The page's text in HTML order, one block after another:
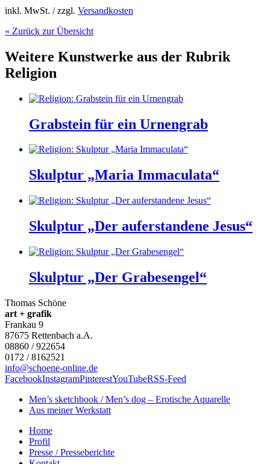
inkl. MwSt. / zzgl. Versandkosten
« Zurück zur Übersicht
Weitere Kunstwerke aus der Rubrik
Religion
Grabstein für ein Urnengrab
Skulptur „Maria Immaculata“
Skulptur „Der auferstandene Jesus“
Skulptur „Der Grabesengel“
Thomas Schöne
art + grafik
Frankau 9
87675 Rettenbach a.A.
08860 / 922654
0172 / 8162521
info@schoene-online.de
FacebookInstagramPinterestYouTubeRSS-Feed
Men’s sketchbook / Men’s dog – Erotische Aquarelle
Aus meiner Werkstatt
Home
Profil
Presse / Presseberichte